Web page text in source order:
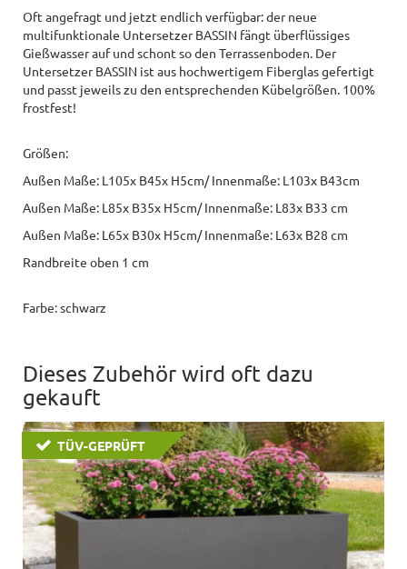
Oft angefragt und jetzt endlich verfügbar: der neue
multifunktionale Untersetzer BASSIN fängt überflüssiges
Gießwasser auf und schont so den Terrassenboden. Der
Untersetzer BASSIN ist aus hochwertigem Fiberglas gefertigt
und passt jeweils zu den entsprechenden Kübelgrößen. 100%
frostfest!
Größen:
Außen Maße: L105x B45x H5cm/ Innenmaße: L103x B43cm
Außen Maße: L85x B35x H5cm/ Innenmaße: L83x B33 cm
Außen Maße: L65x B30x H5cm/ Innenmaße: L63x B28 cm
Randbreite oben 1 cm
Farbe: schwarz
Dieses Zubehör wird oft dazu
gekauft
TÜV-GEPRÜFT